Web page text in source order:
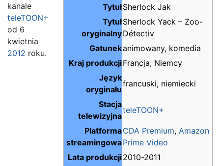
TytułSherlock Jak
Tytuł
oryginalny
Sherlock Yack – Zoo-
Détectiv
Gatunekanimowany, komedia
Kraj produkcjiFrancja, Niemcy
Język
oryginału
francuski, niemiecki
Stacja
telewizyjna
teleTOON+
Platforma
streamingowa
CDA Premium, Amazon
Prime Video
Lata produkcji2010-2011
kanale
teleTOON+
od 6
kwietnia
2012 roku.